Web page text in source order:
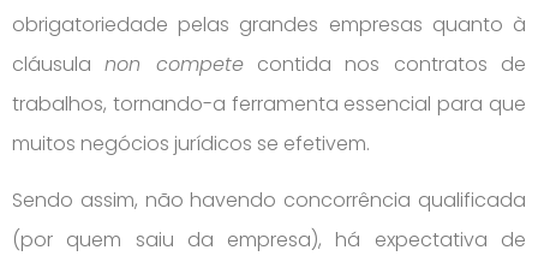
obrigatoriedade pelas grandes empresas quanto à
cláusulanon competecontida nos contratos de
trabalhos, tornando-a ferramenta essencial para que
muitos negócios jurídicos se efetivem.
Sendo assim, não havendo concorrência qualificada
(por quem saiu da empresa), há expectativa de